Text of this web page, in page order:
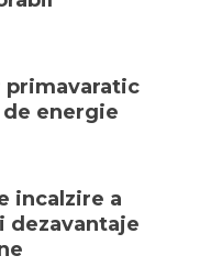
primavaratic
energie
incalzire a
dezavantaje